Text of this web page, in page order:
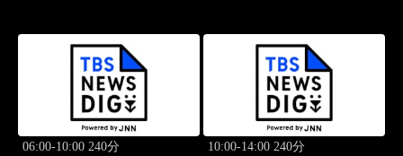
06:00-10:00 240分 10:00-14:00 240分